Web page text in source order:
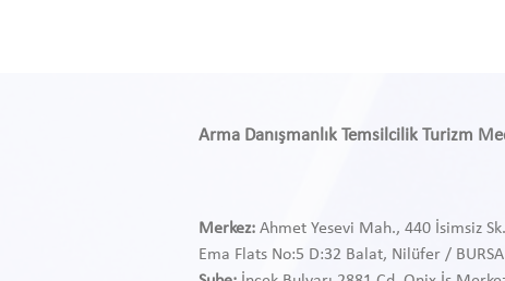
Arma Danışmanlık Temsilcilik Turizm
Merkez: Ahmet Yesevi Mah., 440 İsimsiz Sk.
Ema Flats No:5 D:32 Balat, Nilüfer / BURSA